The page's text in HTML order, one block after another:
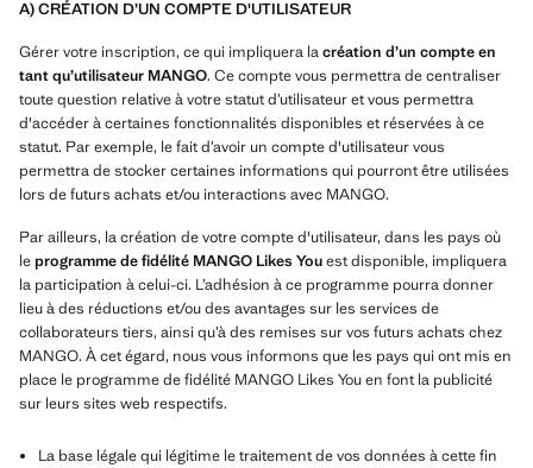
A) CRÉATION D’UN COMPTE D'UTILISATEUR
Gérer votre inscription, ce qui impliquera lacréation d’un compte en
tant qu’utilisateur MANGO. Ce compte vous permettra de centraliser
toute question relative à votre statut d’utilisateur et vous permettra
d'accéder à certaines fonctionnalités disponibles et réservées à ce
statut. Par exemple, le fait d’avoir un compte d'utilisateur vous
permettra de stocker certaines informations qui pourront être utilisées
lors de futurs achats et/ou interactions avec MANGO.
Par ailleurs, la création de votre compte d'utilisateur, dans les pays où
leprogramme de fidélité MANGO Likes Youest disponible, impliquera
la participation à celui-ci. L’adhésion à ce programme pourra donner
lieu à des réductions et/ou des avantages sur les services de
collaborateurs tiers, ainsi qu’à des remises sur vos futurs achats chez
MANGO. À cet égard, nous vous informons que les pays qui ont mis en
place le programme de fidélité MANGO Likes You en font la publicité
sur leurs sites web respectifs.
La base légale qui légitime le traitement de vos données à cette fin